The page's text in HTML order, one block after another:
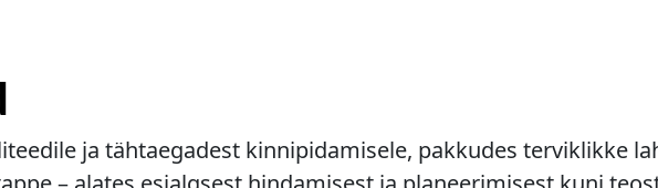
ja tähtaegadest kinnipidamisele, pakkudes terviklikke